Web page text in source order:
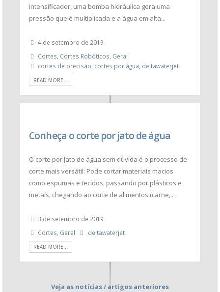
intensificador, uma bomba hidráulica gera uma
pressão que é multiplicada e a água em alta...
4 de setembro de 2019
Cortes Cortes Robóticos Geral
cortes de precisão cortes por água deltawaterjet
READ MORE...
Conheça o corte por jato de água
O corte por jato de água sem dúvida é o processo de
corte mais versátil: Pode cortar materiais macios
como espumas e tecidos, passando por plásticos e
metais, chegando ao corte de alimentos (carne,...
3 de setembro de 2019
Cortes Geral deltawaterjet
READ MORE...
Veja as notícias / artigos anteriores